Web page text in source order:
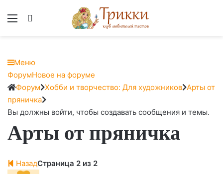
Меню
Меню
Навигация
Форума
ФорумНовое на форуме
Форум
breadcrumbs
-
Вы
здесь:
Форум Хобби и творчество: Для художников Арты от
пряничка
Вы должны войти, чтобы создавать сообщения и темы.
Арты от пряничка
НазадСтраница 2 из 2